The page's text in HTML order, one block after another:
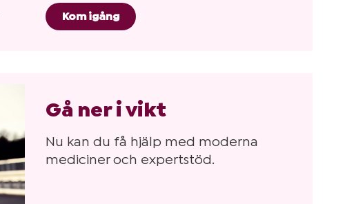
Kom igång
Gå ner i vikt
Nu kan du få hjälp med moderna
mediciner och expertstöd.